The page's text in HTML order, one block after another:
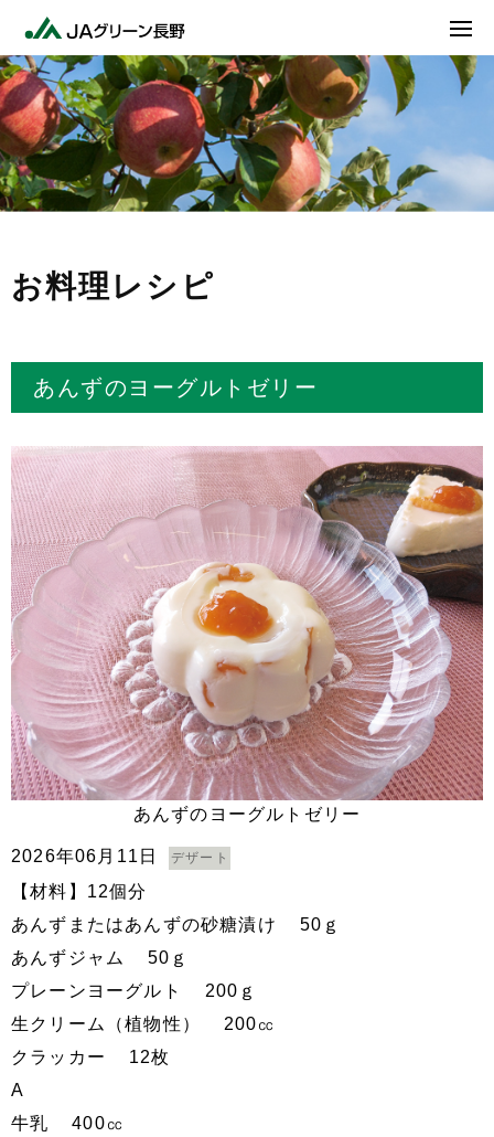
お料理レシピ
あんずのヨーグルトゼリー
あんずのヨーグルトゼリー
2026年06月11日 デザート
【材料】12個分
あんずまたはあんずの砂糖漬け 50ｇ
あんずジャム 50ｇ
プレーンヨーグルト 200ｇ
生クリーム（植物性） 200㏄
クラッカー 12枚
A
牛乳 400㏄